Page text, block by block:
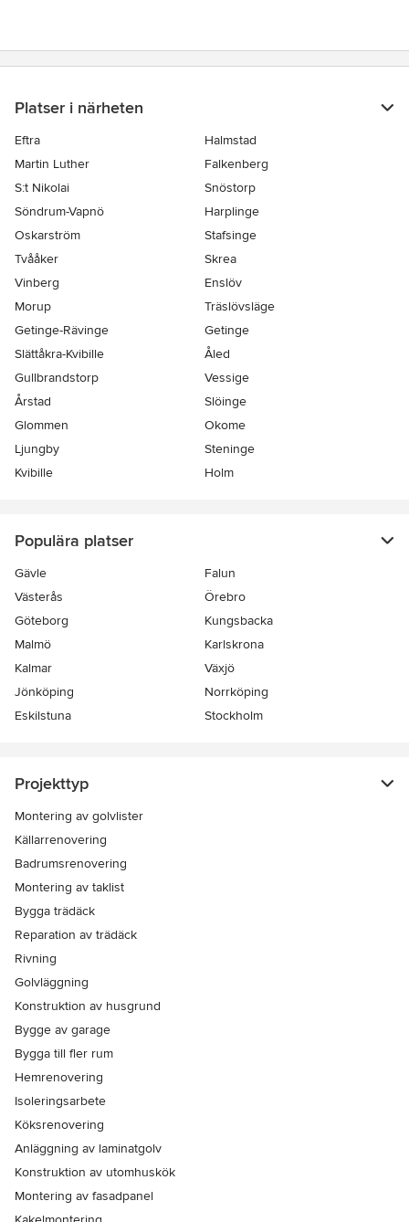
Platser i närheten
Eftra
Halmstad
Martin Luther
Falkenberg
S:t Nikolai
Snöstorp
Söndrum-Vapnö
Harplinge
Oskarström
Stafsinge
Tvååker
Skrea
Vinberg
Enslöv
Morup
Träslövsläge
Getinge-Rävinge
Getinge
Slättåkra-Kvibille
Åled
Gullbrandstorp
Vessige
Årstad
Slöinge
Glommen
Okome
Ljungby
Steninge
Kvibille
Holm
Populära platser
Gävle
Falun
Västerås
Örebro
Göteborg
Kungsbacka
Malmö
Karlskrona
Kalmar
Växjö
Jönköping
Norrköping
Eskilstuna
Stockholm
Projekttyp
Montering av golvlister
Källarrenovering
Badrumsrenovering
Montering av taklist
Bygga trädäck
Reparation av trädäck
Rivning
Golvläggning
Konstruktion av husgrund
Bygge av garage
Bygga till fler rum
Hemrenovering
Isoleringsarbete
Köksrenovering
Anläggning av laminatgolv
Konstruktion av utomhuskök
Montering av fasadpanel